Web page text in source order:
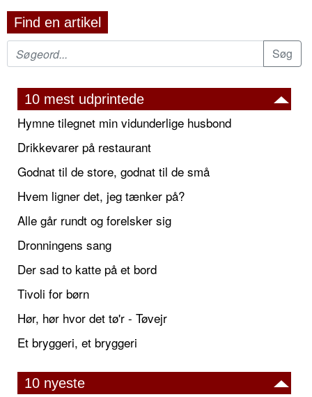
Find en artikel
10 mest udprintede
Hymne tilegnet min vidunderlige husbond
Drikkevarer på restaurant
Godnat til de store, godnat til de små
Hvem ligner det, jeg tænker på?
Alle går rundt og forelsker sig
Dronningens sang
Der sad to katte på et bord
Tivoli for børn
Hør, hør hvor det tø'r - Tøvejr
Et bryggeri, et bryggeri
10 nyeste